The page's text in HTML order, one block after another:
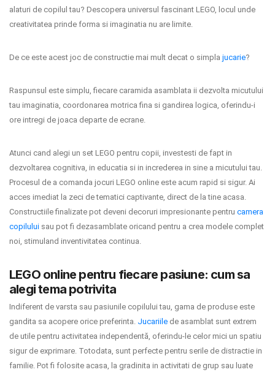
alaturi de copilul tau? Descopera universul fascinant LEGO, locul unde
creativitatea prinde forma si imaginatia nu are limite.
De ce este acest joc de constructie mai mult decat o simpla jucarie?
Raspunsul este simplu, fiecare caramida asamblata ii dezvolta micutului
tau imaginatia, coordonarea motrica fina si gandirea logica, oferindu-i
ore intregi de joaca departe de ecrane.
Atunci cand alegi un set LEGO pentru copii, investesti de fapt in
dezvoltarea cognitiva, in educatia si in increderea in sine a micutului tau.
Procesul de a comanda jocuri LEGO online este acum rapid si sigur. Ai
acces imediat la zeci de tematici captivante, direct de la tine acasa.
Constructiile finalizate pot deveni decoruri impresionante pentru camera
copilului sau pot fi dezasamblate oricand pentru a crea modele complet
noi, stimuland inventivitatea continua.
LEGO online pentru fiecare pasiune: cum sa
alegi tema potrivita
Indiferent de varsta sau pasiunile copilului tau, gama de produse este
gandita sa acopere orice preferinta. Jucariile de asamblat sunt extrem
de utile pentru activitatea independentă, oferindu-le celor mici un spatiu
sigur de exprimare. Totodata, sunt perfecte pentru serile de distractie in
familie. Pot fi folosite acasa, la gradinita in activitati de grup sau luate